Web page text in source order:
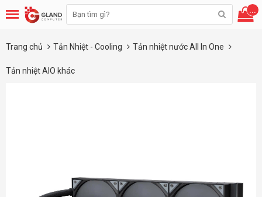
...
Trang chủ Tản Nhiệt - Cooling Tản nhiệt nước All In One
Tản nhiệt AIO khác